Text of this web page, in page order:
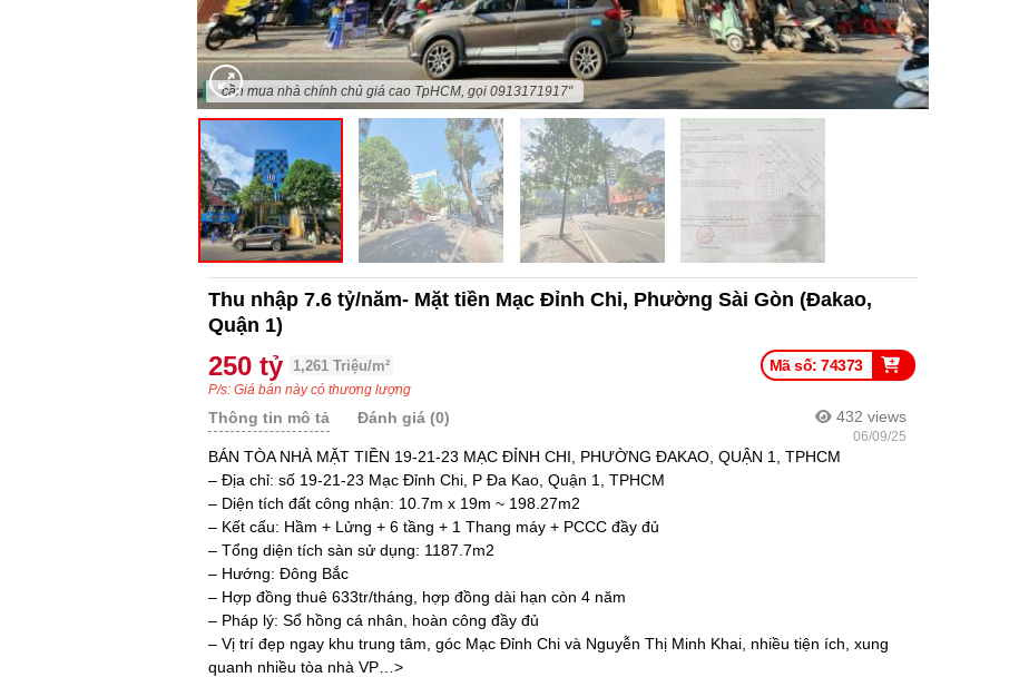
"cần mua nhà chính chủ giá cao TpHCM, gọi 0913171917"
Thu nhập 7.6 tỷ/năm- Mặt tiền Mạc Đỉnh Chi, Phường Sài Gòn (Đakao,
Quận 1)
Mã số: 74373
250 tỷ 1,261 Triệu/m²
P/s: Giá bán này có thương lượng
432 views
06/09/25
Thông tin mô tả Đánh giá (0)
BÁN TÒA NHÀ MẶT TIỀN 19-21-23 MẠC ĐỈNH CHI, PHƯỜNG ĐAKAO, QUẬN 1, TPHCM
– Địa chỉ: số 19-21-23 Mạc Đỉnh Chi, P Đa Kao, Quận 1, TPHCM
– Diện tích đất công nhận: 10.7m x 19m ~ 198.27m2
– Kết cấu: Hầm + Lửng + 6 tầng + 1 Thang máy + PCCC đầy đủ
– Tổng diện tích sàn sử dụng: 1187.7m2
– Hướng: Đông Bắc
– Hợp đồng thuê 633tr/tháng, hợp đồng dài hạn còn 4 năm
– Pháp lý: Sổ hồng cá nhân, hoàn công đầy đủ
– Vị trí đẹp ngay khu trung tâm, góc Mạc Đỉnh Chi và Nguyễn Thị Minh Khai, nhiều tiện ích, xung
quanh nhiều tòa nhà VP…>